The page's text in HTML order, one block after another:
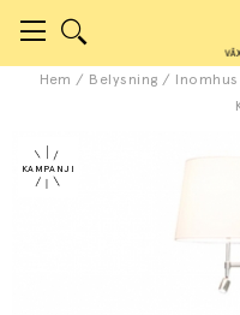
Hem / Belysning / Inomhus